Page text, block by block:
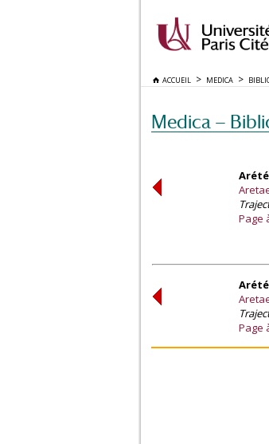
ACCUEIL MEDICA
Medica —
Page
Page